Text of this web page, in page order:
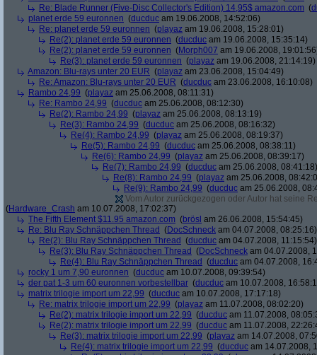
Re: Blade Runner (Five-Disc Collector's Edition) 14,95$ amazon.com (
planet erde 59 euronnen (ducduc am 19.06.2008, 14:52:06)
Re: planet erde 59 euronnen (playaz am 19.06.2008, 15:28:01)
Re(2): planet erde 59 euronnen (ducduc am 19.06.2008, 15:35:14)
Re(2): planet erde 59 euronnen (Morph007 am 19.06.2008,
Re(3): planet erde 59 euronnen (playaz am 19.06.2008, 21:14:19)
Amazon: Blu-rays unter 20 EUR (playaz am 23.06.2008, 15:04:49)
Re: Amazon: Blu-rays unter 20 EUR (ducduc am 23.06.2008, 16:10:08)
Rambo 24,99 (playaz am 25.06.2008, 08:11:31)
Re: Rambo 24,99 (ducduc am 25.06.2008, 08:12:30)
Re(2): Rambo 24,99 (playaz am 25.06.2008, 08:13:19)
Re(3): Rambo 24,99 (ducduc am 25.06.2008, 08:16:32)
Re(4): Rambo 24,99 (playaz am 25.06.2008, 08:19:37)
Re(5): Rambo 24,99 (ducduc am 25.06.2008, 08:38:11)
Re(6): Rambo 24,99 (playaz am 25.06.2008, 08:39:17)
Re(7): Rambo 24,99 (ducduc am 25.06.2008, 08:41:18)
Re(8): Rambo 24,99 (playaz am 25.06.2008,
Re(9): Rambo 24,99 (ducduc am 25.06.2008,
Vom Autor zurückgezogen oder Autor hat seine
(Hardware_Crash am 10.07.2008, 17:02:37)
The Fifth Element $11.95 amazon.com (brösl am 26.06.2008, 15:54:45)
Re: Blu Ray Schnäppchen Thread (DocSchneck am 04.07.2008, 08:25:16)
Re(2): Blu Ray Schnäppchen Thread (ducduc am 04.07.2008, 11:15:54)
Re(3): Blu Ray Schnäppchen Thread (DocSchneck am 04.07.2008,
Re(4): Blu Ray Schnäppchen Thread (ducduc am 04.07.2008,
rocky 1 um 7,90 euronnen (ducduc am 10.07.2008, 09:39:54)
der pat 1-3 um 60 euronnen vorbestellbar (ducduc am 10.07.2008,
matrix trilogie import um 22,99 (ducduc am 10.07.2008, 17:17:18)
Re: matrix trilogie import um 22,99 (playaz am 11.07.2008, 08:02:20)
Re(2): matrix trilogie import um 22,99 (ducduc am 11.07.2008,
Re(2): matrix trilogie import um 22,99 (ducduc am 11.07.2008,
Re(3): matrix trilogie import um 22,99 (playaz am 14.07.2008,
Re(4): matrix trilogie import um 22,99 (ducduc am 14.07.2008,